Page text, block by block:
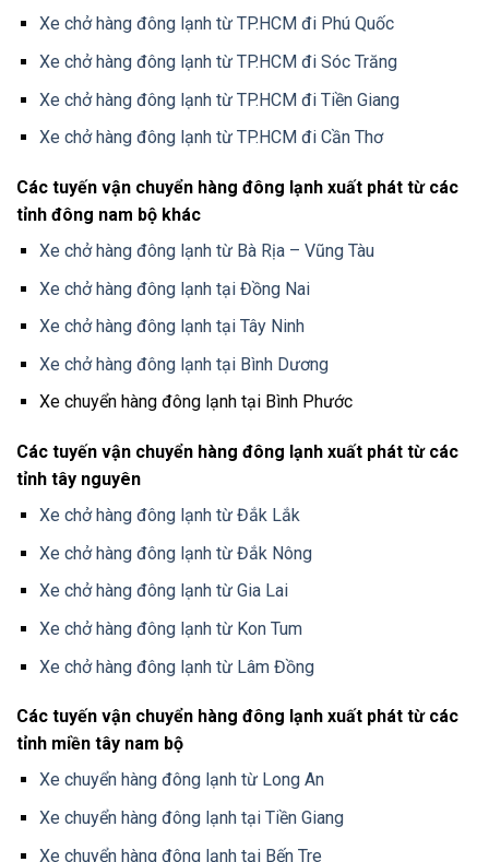
Xe chở hàng đông lạnh từ TP.HCM đi Phú Quốc
Xe chở hàng đông lạnh từ TP.HCM đi Sóc Trăng
Xe chở hàng đông lạnh từ TP.HCM đi Tiền Giang
Xe chở hàng đông lạnh từ TP.HCM đi Cần Thơ
Các tuyến vận chuyển hàng đông lạnh xuất phát từ các
tỉnh đông nam bộ khác
Xe chở hàng đông lạnh từ Bà Rịa – Vũng Tàu
Xe chở hàng đông lạnh tại Đồng Nai
Xe chở hàng đông lạnh tại Tây Ninh
Xe chở hàng đông lạnh tại Bình Dương
Xe chuyển hàng đông lạnh tại Bình Phước
Các tuyến vận chuyển hàng đông lạnh xuất phát từ các
tỉnh tây nguyên
Xe chở hàng đông lạnh từ Đắk Lắk
Xe chở hàng đông lạnh từ Đắk Nông
Xe chở hàng đông lạnh từ Gia Lai
Xe chở hàng đông lạnh từ Kon Tum
Xe chở hàng đông lạnh từ Lâm Đồng
Các tuyến vận chuyển hàng đông lạnh xuất phát từ các
tỉnh miền tây nam bộ
Xe chuyển hàng đông lạnh từ Long An
Xe chuyển hàng đông lạnh tại Tiền Giang
Xe chuyển hàng đông lạnh tại Bến Tre